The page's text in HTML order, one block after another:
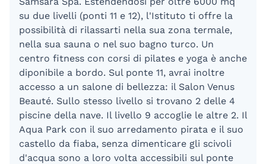
su due livelli (ponti 11 e 12), l'Istituto ti offre la
possibilità di rilassarti nella sua zona termale,
nella sua sauna o nel suo bagno turco. Un
centro fitness con corsi di pilates e yoga è anche
diponibile a bordo. Sul ponte 11, avrai inoltre
accesso a un salone di bellezza: il Salon Venus
Beauté. Sullo stesso livello si trovano 2 delle 4
piscine della nave. Il livello 9 accoglie le altre 2. Il
Aqua Park con il suo arredamento pirata e il suo
castello da fiaba, senza dimenticare gli scivoli
d'acqua sono a loro volta accessibili sul ponte